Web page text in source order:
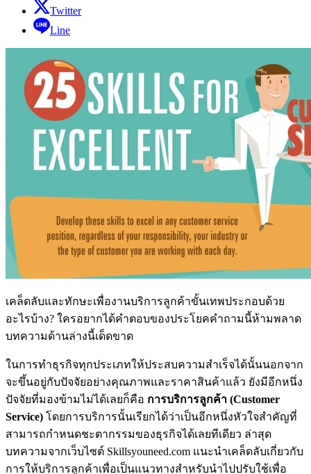
Twitter
Line
เคล็ดลับและทักษะเพื่องานบริการลูกค้าขั้นเทพประกอบด้วย
อะไรบ้าง? ใครอยากได้คำตอบของประโยคคำถามนี้ห้ามพลาด
บทความด้านล่างนี้เด็ดขาด
ในการทำธุรกิจทุกประเภทให้ประสบความสำเร็จได้นั้นนอกจาก
จะขึ้นอยู่กับปัจจัยอย่างคุณภาพและราคาสินค้าแล้ว ยังมีอีกหนึ่ง
ปัจจัยที่มองข้ามไม่ได้เลยก็คือ การบริการลูกค้า (Customer
Service) โดยการบริการนั้นเรียกได้ว่าเป็นอีกหนึ่งหัวใจสำคัญที่
สามารถกำหนดชะตากรรมของธุรกิจได้เลยทีเดียว ล่าสุด
บทความจากเว็บไซต์ Skillsyouneed.com แนะนำเคล็ดลับเกี่ยวกับ
การให้บริการลูกค้าเพื่อเป็นแนวทางสำหรับนำไปปรับใช้เพื่อ